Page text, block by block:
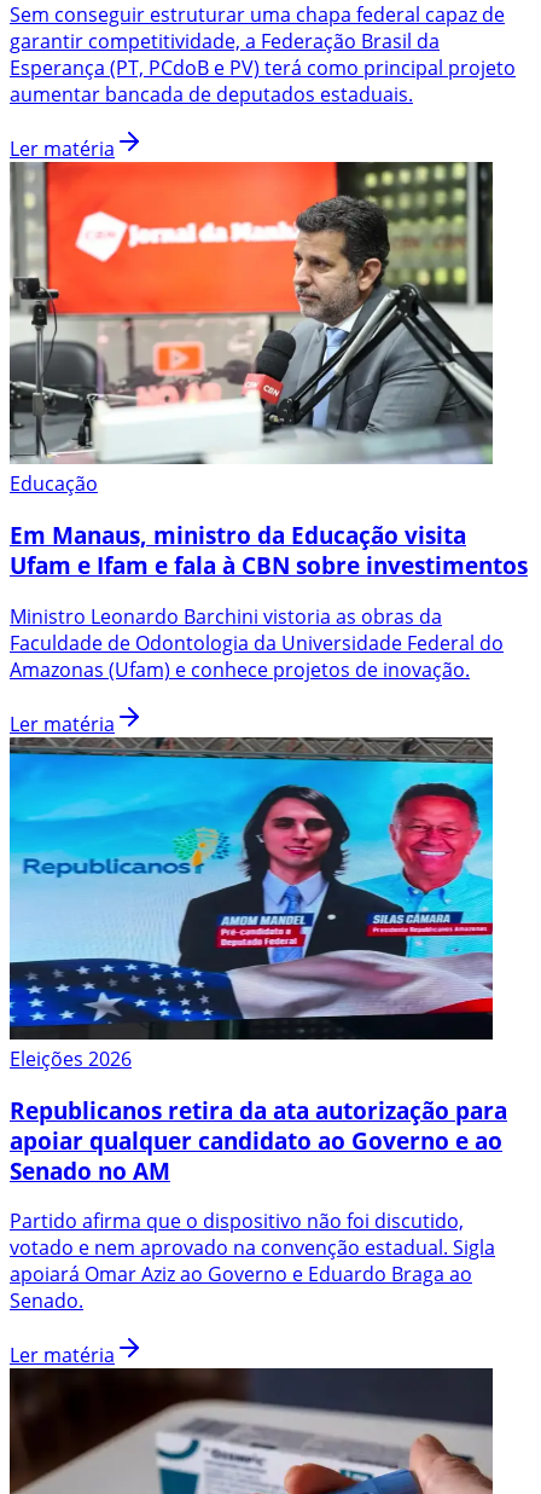
Sem conseguir estruturar uma chapa federal capaz de
garantir competitividade, a Federação Brasil da
Esperança (PT, PCdoB e PV) terá como principal projeto
aumentar bancada de deputados estaduais.
Ler matéria
Educação
Em Manaus, ministro da Educação visita
Ufam e Ifam e fala à CBN sobre investimentos
Ministro Leonardo Barchini vistoria as obras da
Faculdade de Odontologia da Universidade Federal do
Amazonas (Ufam) e conhece projetos de inovação.
Ler matéria
Eleições 2026
Republicanos retira da ata autorização para
apoiar qualquer candidato ao Governo e ao
Senado no AM
Partido afirma que o dispositivo não foi discutido,
votado e nem aprovado na convenção estadual. Sigla
apoiará Omar Aziz ao Governo e Eduardo Braga ao
Senado.
Ler matéria